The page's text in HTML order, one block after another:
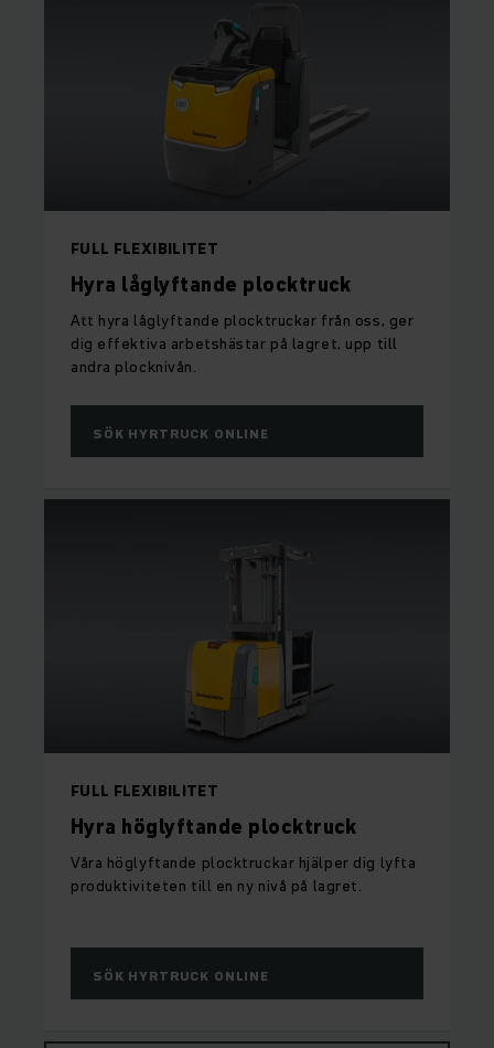
FULL FLEXIBILITET
Hyra låglyftande plocktruck
Att hyra låglyftande plocktruckar från oss, ger
dig effektiva arbetshästar på lagret, upp till
andra plocknivån.
SÖK HYRTRUCK ONLINE
FULL FLEXIBILITET
Hyra höglyftande plocktruck
Våra höglyftande plocktruckar hjälper dig lyfta
produktiviteten till en ny nivå på lagret.
SÖK HYRTRUCK ONLINE